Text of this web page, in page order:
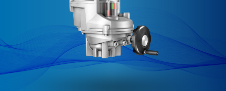
Unternehmen
Kontakt